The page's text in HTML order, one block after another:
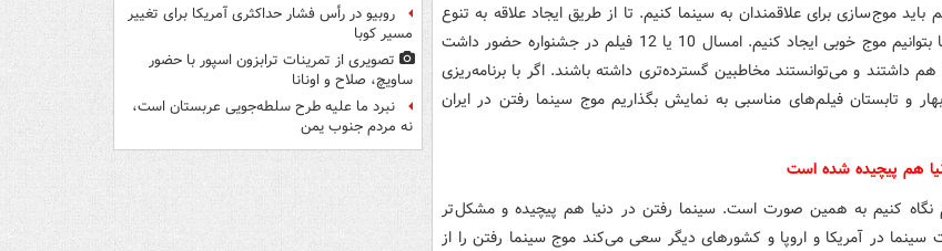
موج سازی برای علاقمندان به سینما کنیم. تا از طریق ایجاد علاقه به تنوع
مضامین و گونه‌ها بتوانیم موج خوبی ایجاد کنیم. امسال 10 یا 12 فیلم در جشنواره حضور داشت
داشتند و می‌توانستند مخاطبین گسترده‌تری داشته باشند. اگر با برنامه‌ریزی
و تابستان فیلم‌های مناسبی به نمایش بگذاریم موج سینما رفتن در ایران
هم پیچیده شده است
نگاه کنیم به همین صورت است. سینما رفتن در دنیا هم پیچیده و مشکل تر
در آمریکا و اروپا و کشورهای دیگر سعی می‌کند موج سینما رفتن را از
روبیو در رأس فشار حداکثری آمریکا برای تغییر
مسیر کوبا
تصویری از تمرینات ترابزون اسپور با حضور
ساویچ، صلاح و اونانا
نبرد ما علیه طرح سلطه‌جویی عربستان است،
نه مردم جنوب یمن